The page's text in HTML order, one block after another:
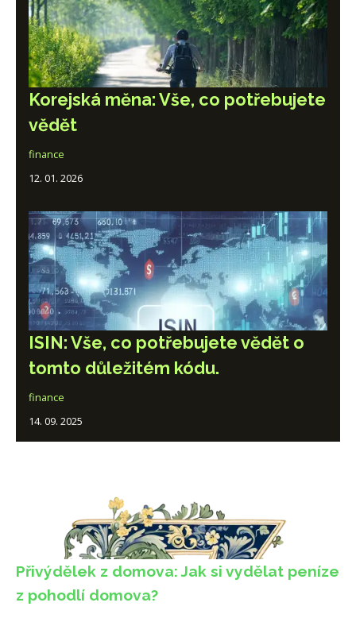
Korejská měna: Vše, co potřebujete
vědět
finance
12. 01. 2026
ISIN: Vše, co potřebujete vědět o
tomto důležitém kódu.
finance
14. 09. 2025
Přivýdělek z domova: Jak si vydělat peníze
z pohodlí domova?